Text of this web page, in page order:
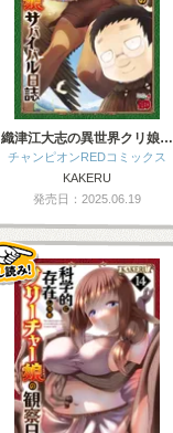
織津江大志の異世界クリ娘…
チャンピオンREDコミックス
KAKERU
発売日：2025.06.19